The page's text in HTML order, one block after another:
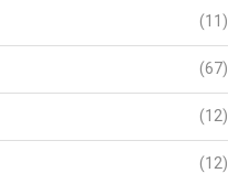
(11)
(67)
(12)
(12)